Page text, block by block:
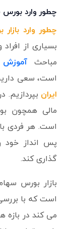
چطور وارد
چطور وارد
بسیاری از
مباحث
است، سعی
ایران بپردازیم.
مالی همچون
است. هر فردی
پس انداز خود
گذاری کند.
بازار بورس
است که با
می کند در بازه